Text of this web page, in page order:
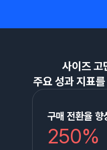
사이즈 고
주요 성과 지표
구매 전환율 향
250%